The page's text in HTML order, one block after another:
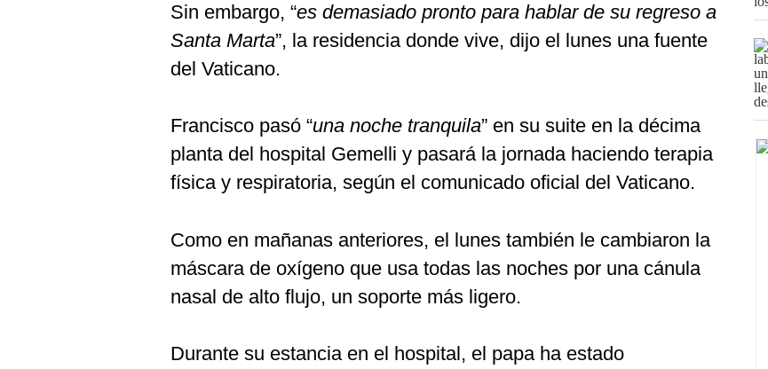
Sin embargo, “es demasiado pronto para hablar de su regreso a
Santa Marta”, la residencia donde vive, dijo el lunes una fuente
del Vaticano.
Francisco pasó “una noche tranquila” en su suite en la décima
planta del hospital Gemelli y pasará la jornada haciendo terapia
física y respiratoria, según el comunicado oficial del Vaticano.
Como en mañanas anteriores, el lunes también le cambiaron la
máscara de oxígeno que usa todas las noches por una cánula
nasal de alto flujo, un soporte más ligero.
Durante su estancia en el hospital, el papa ha estado